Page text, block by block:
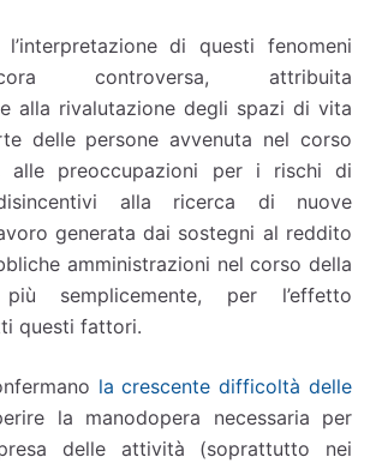
di questi fenomeni
controversa, attribuita
alla rivalutazione degli spazi di vita
delle persone avvenuta nel corso
alle preoccupazioni per i rischi di
alla ricerca di nuove
generata dai sostegni al reddito
amministrazioni nel corso della
semplicemente, per l’effetto
questi fattori.
la crescente difficoltà delle
la manodopera necessaria per
delle attività (soprattutto nei